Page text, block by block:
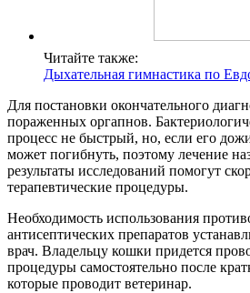
Читайте также:
Дыхательная гимнастика по
Для постановки окончательного
пораженных оргапнов.
процесс не быстрый, но, если его
может погибнуть, поэтому лечение
результаты исследований помогут
терапевтические процедуры.
Необходимость использования
антисептических препаратов
врач. Владельцу кошки придется
процедуры самостоятельно после
которые проводит ветеринар.